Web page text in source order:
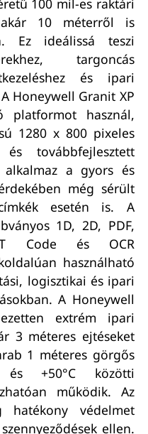
100 mil-es raktári
akár 10 méterről is
Ez ideálissá teszi
targoncás
és ipari
Honeywell Granit XP
platformot használ,
1280 x 800 pixeles
továbbfejlesztett
alkalmaz a gyors és
még sérült
esetén is. A
1D, 2D, PDF,
Code és OCR
használható
logisztikai és ipari
A Honeywell
extrém ipari
3 méteres ejtéseket
1 méteres görgős
és +50°C közötti
működik. Az
hatékony védelmet
ellen.